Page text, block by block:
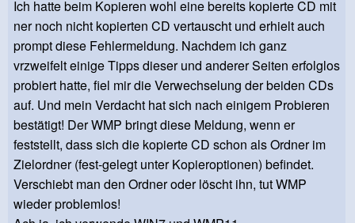
Ich hatte beim Kopieren wohl eine bereits kopierte CD mit
ner noch nicht kopierten CD vertauscht und erhielt auch
prompt diese Fehlermeldung. Nachdem ich ganz
vrzweifelt einige Tipps dieser und anderer Seiten erfolglos
probiert hatte, fiel mir die Verwechselung der beiden CDs
auf. Und mein Verdacht hat sich nach einigem Probieren
bestätigt! Der WMP bringt diese Meldung, wenn er
feststellt, dass sich die kopierte CD schon als Ordner im
Zielordner (fest-gelegt unter Kopieroptionen) befindet.
Verschiebt man den Ordner oder löscht ihn, tut WMP
wieder problemlos!